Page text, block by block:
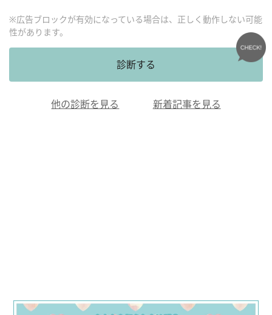
※広告ブロックが有効になっている場合は、正しく動作しない可能
性があります。
診断する
他の診断を見る 新着記事を見る